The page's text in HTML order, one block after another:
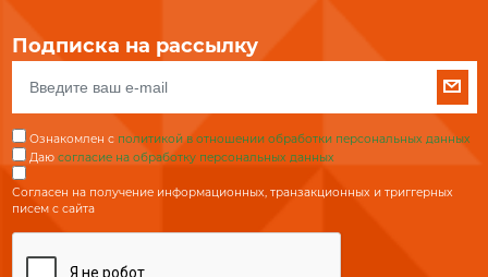
Подписка на рассылку
Ознакомлен с политикой в отношении обработки персональных данных
Даю согласие на обработку персональных данных
Согласен на получение информационных, транзакционных и триггерных
писем с сайта